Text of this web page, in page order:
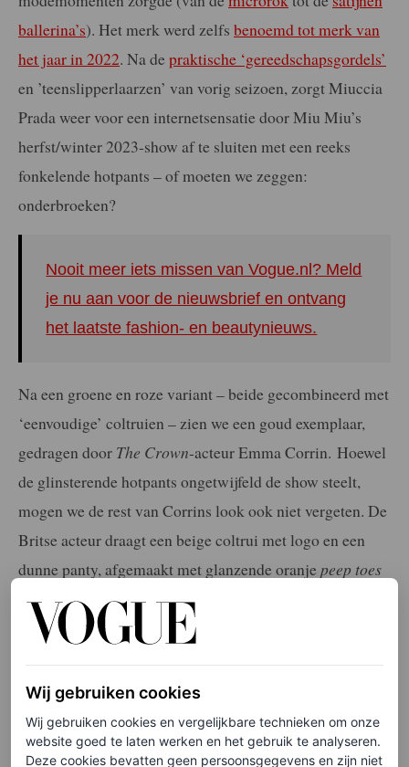
ballerina’s). Het merk werd zelfs benoemd tot merk van
het jaar in 2022. Na de praktische ‘gereedschapsgordels’
en ’teenslipperlaarzen’ van vorig seizoen, zorgt Miuccia
Prada weer voor een internetsensatie door Miu Miu’s
herfst/winter 2023-show af te sluiten met een reeks
fonkelende hotpants – of moeten we zeggen:
onderbroeken?
Nooit meer iets missen van Vogue.nl? Meld
je nu aan voor de nieuwsbrief en ontvang
het laatste fashion- en beautynieuws.
Na een groene en roze variant – beide gecombineerd met
‘eenvoudige’ coltruien – zien we een goud exemplaar,
gedragen door The Crown-acteur Emma Corrin. Hoewel
de glinsterende hotpants ongetwijfeld de show steelt,
mogen we de rest van Corrins look ook niet vergeten. De
Britse acteur draagt een beige coltrui met logo en een
dunne panty, afgemaakt met glanzende oranjepeep toes
en een zwarte leren handtas.
Wij gebruiken cookies
Wij gebruiken cookies en vergelijkbare technieken om onze
website goed te laten werken en het gebruik te analyseren.
Deze cookies bevatten geen persoonsgegevens en zijn niet